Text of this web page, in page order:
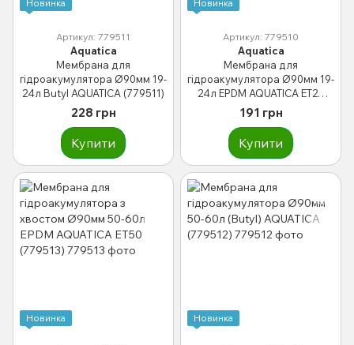
Новинка
Артикул: 779511
Aquatica
Мембрана для
гідроакумулятора Ø90мм 19-
24л Butyl AQUATICA (779511)
228 грн
Купити
Новинка
Артикул: 779510
Aquatica
Мембрана для
гідроакумулятора Ø90мм 19-
24л EPDM AQUATICA ET24
(779510)
191 грн
Купити
Новинка Новинка